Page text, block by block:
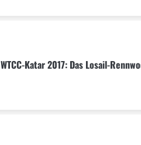
WTCC-Katar 2017: Das Losail-